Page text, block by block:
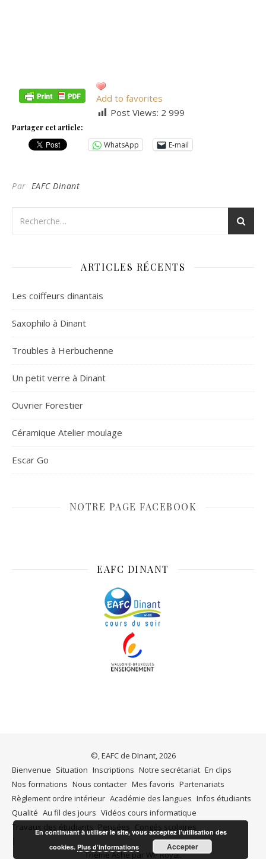
Add to favorites
Post Views: 2 999
Partager cet article:
WhatsApp E-mail
Par EAFC Dinant
ARTICLES RÉCENTS
Les coiffeurs dinantais
Saxophilo à Dinant
Troubles à Herbuchenne
Un petit verre à Dinant
Ouvrier Forestier
Céramique Atelier moulage
Escar Go
NOTRE PAGE FACEBOOK
EAFC DINANT
©, EAFC de DInant, 2026
Bienvenue Situation Inscriptions Notre secrétariat En clips
Nos formations Nous contacter Mes favoris Partenariats
Règlement ordre intérieur Académie des langues Infos étudiants
Qualité Au fil des jours Vidéos cours informatique
Travaux des étudiants Pensées Congés scolaires
Thème Ashe par WP Royal.
En continuant à utiliser le site, vous acceptez l’utilisation des
cookies.Plus d’informations Accepter